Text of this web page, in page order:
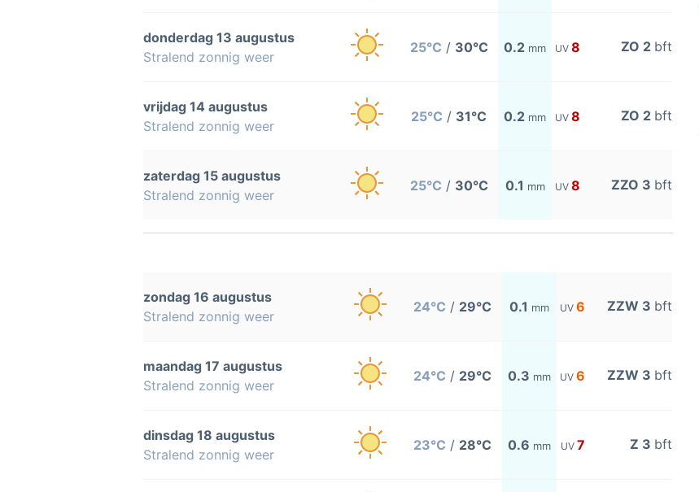
donderdag 13 augustus
Stralend zonnig weer
25°C / 30°C 0.2 mm UV 8 ZO 2 bft
vrijdag 14 augustus
Stralend zonnig weer
25°C / 31°C 0.2 mm UV 8 ZO 2 bft
zaterdag 15 augustus
Stralend zonnig weer
25°C / 30°C 0.1 mm UV 8 ZZO 3 bft
zondag 16 augustus
Stralend zonnig weer
24°C / 29°C 0.1 mm UV 6 ZZW 3 bft
maandag 17 augustus
Stralend zonnig weer
24°C / 29°C 0.3 mm UV 6 ZZW 3 bft
dinsdag 18 augustus
Stralend zonnig weer
23°C / 28°C 0.6 mm UV 7 Z 3 bft